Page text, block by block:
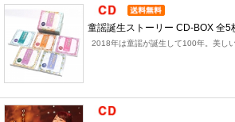
童謡誕生ストーリー CD-BOX 全5
2018年は童謡が誕生して100年。美し